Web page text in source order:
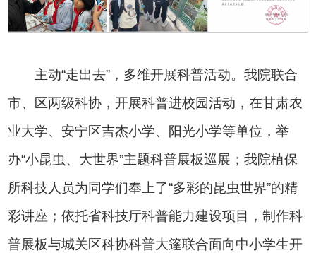
主动“走出去”，多维开展科普活动。我院联合
市、区两级科协，开展科普进校园活动，在甘肃农
业大学、安宁区吉杰小学、阳光小学等单位，举
办“小昆虫、大世界”主题科普展板巡展；我院植保
所科技人员为同学们奉上了“多彩的昆虫世界”的精
彩讲座；依托省科技厅科普能力建设项目，制作科
普展板与城关区科协科普大篷联合面向中小学生开